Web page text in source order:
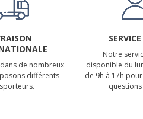
de nombreux
différents
Notre
disponible du
de 9h à 17h